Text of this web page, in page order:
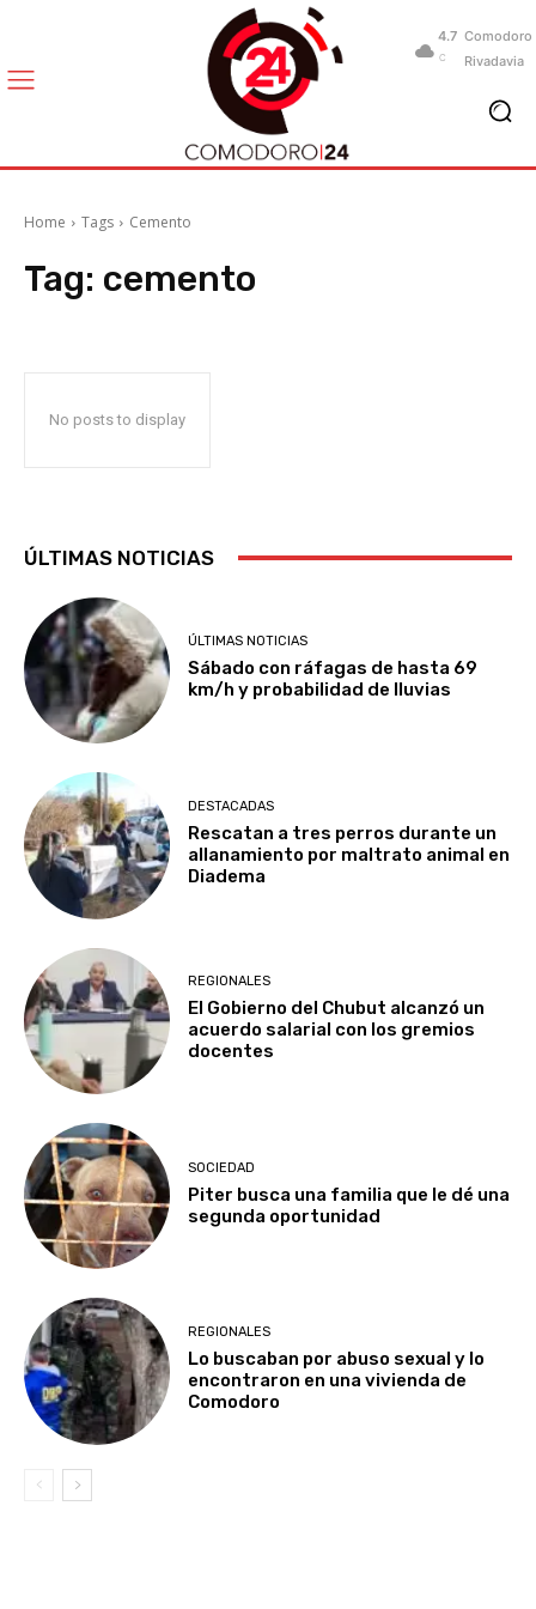
4.7
C
Comodoro
Rivadavia
Home Tags Cemento
Tag: cemento
No posts to display
ÚLTIMAS NOTICIAS
ÚLTIMAS NOTICIAS
Sábado con ráfagas de hasta 69
km/h y probabilidad de lluvias
DESTACADAS
Rescatan a tres perros durante un
allanamiento por maltrato animal en
Diadema
REGIONALES
El Gobierno del Chubut alcanzó un
acuerdo salarial con los gremios
docentes
SOCIEDAD
Piter busca una familia que le dé una
segunda oportunidad
REGIONALES
Lo buscaban por abuso sexual y lo
encontraron en una vivienda de
Comodoro